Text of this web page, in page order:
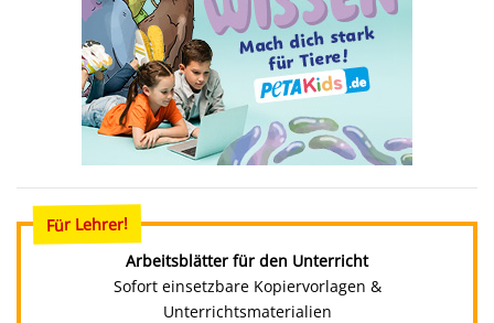
Für Lehrer!
Arbeitsblätter für den Unterricht
Sofort einsetzbare Kopiervorlagen &
Unterrichtsmaterialien